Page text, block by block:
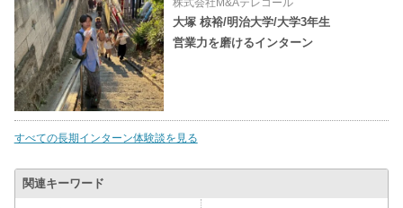
株式会社M&Aテレコール
大塚 椋裕/明治大学/大学3年生
営業力を磨けるインターン
すべての長期インターン体験談を見る
関連キーワード